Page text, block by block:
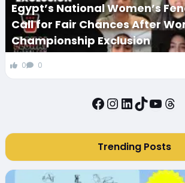
Egypt’s National Women’s
Call for Fair Chances After
Championship Exclusion
0 0
Facebook
Instagram
LinkedIn
TikTok
Trending Posts